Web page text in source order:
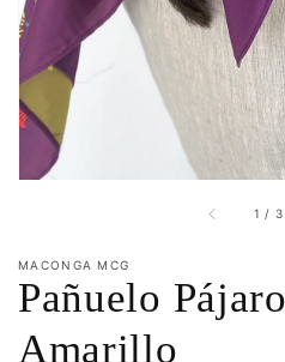
1 / de
3
MACONGA MCG
Pañuelo
Amarillo